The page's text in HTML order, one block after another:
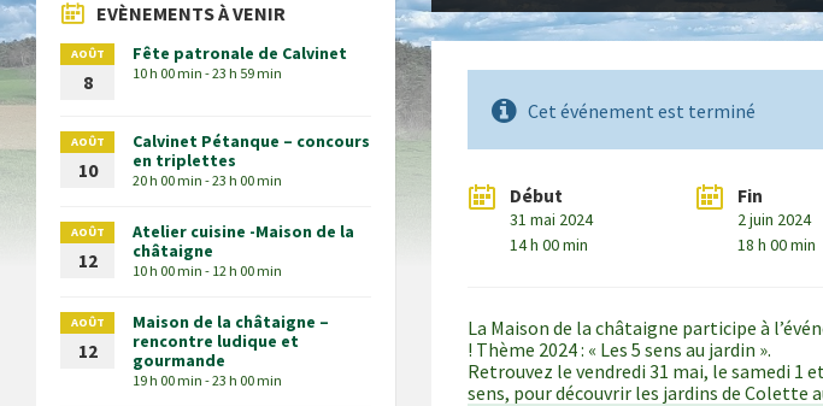
Cet événement est terminé
Début
31 mai 2024
14 h 00 min
Fin
2 juin 2024
18 h 00 min
La Maison de la châtaigne participe à
! Thème 2024 : « Les 5 sens au jardin ».
Retrouvez le vendredi 31 mai, le samedi 1
sens, pour découvrir les jardins de Colette
EVÈNEMENTS À VENIR
AOÛT
8
Fête patronale de Calvinet
10 h 00 min - 23 h 59 min
AOÛT
10
Calvinet Pétanque – concours
en triplettes
20 h 00 min - 23 h 00 min
AOÛT
12
Atelier cuisine -Maison de la
châtaigne
10 h 00 min - 12 h 00 min
AOÛT
12
Maison de la châtaigne –
rencontre ludique et
gourmande
19 h 00 min - 23 h 00 min